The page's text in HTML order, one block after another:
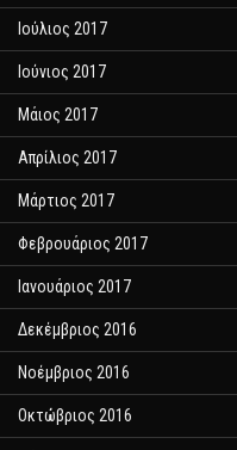
Ιούλιος 2017
Ιούνιος 2017
Μάιος 2017
Απρίλιος 2017
Μάρτιος 2017
Φεβρουάριος 2017
Ιανουάριος 2017
Δεκέμβριος 2016
Νοέμβριος 2016
Οκτώβριος 2016